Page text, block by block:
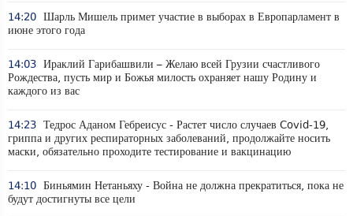
14:20 Шарль Мишель примет участие в выборах в Европарламент в
июне этого года
14:03 Ираклий Гарибашвили – Желаю всей Грузии счастливого
Рождества, пусть мир и Божья милость охраняет нашу Родину и
каждого из вас
14:23 Тедрос Аданом Гебреисус - Растет число случаев Covid-19,
гриппа и других респираторных заболеваний, продолжайте носить
маски, обязательно проходите тестирование и вакцинацию
14:10 Биньямин Нетаньяху - Война не должна прекратиться, пока не
будут достигнуты все цели